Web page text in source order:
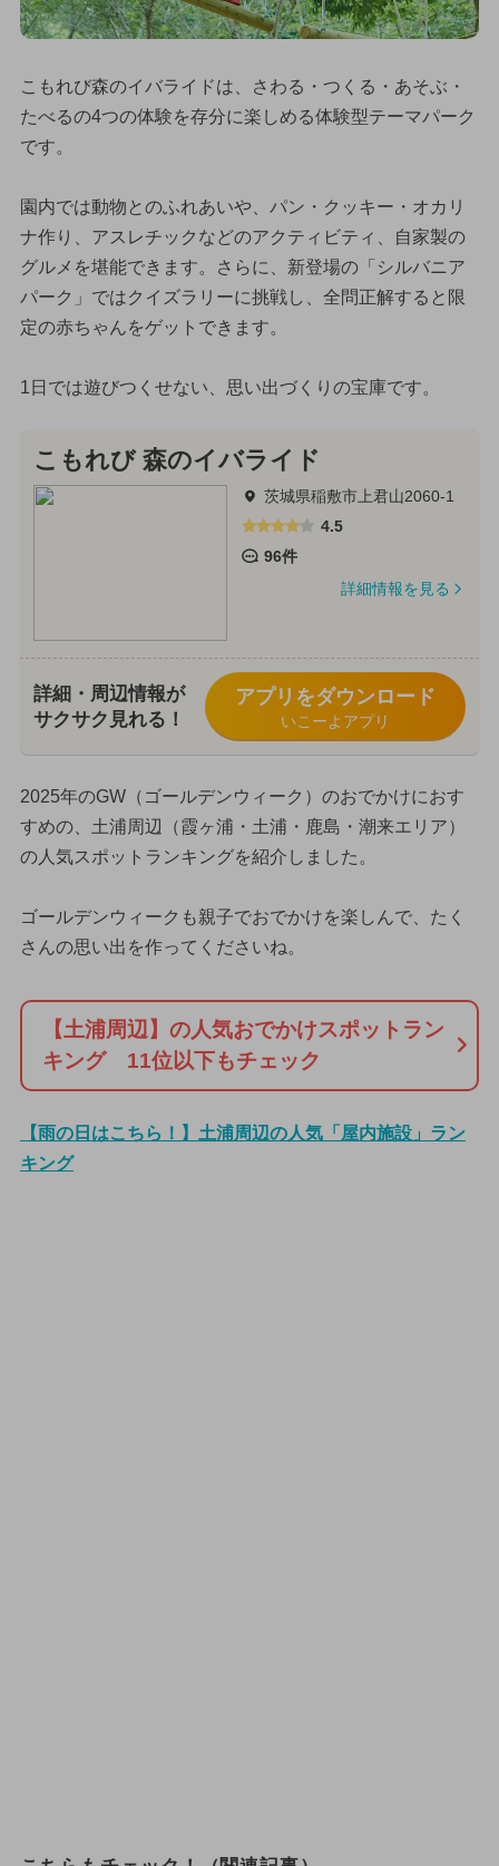
こもれび森のイバライドは、さわる・つくる・あそぶ・
たべるの4つの体験を存分に楽しめる体験型テーマパーク
です。
園内では動物とのふれあいや、パン・クッキー・オカリ
ナ作り、アスレチックなどのアクティビティ、自家製の
グルメを堪能できます。さらに、新登場の「シルバニア
パーク」ではクイズラリーに挑戦し、全問正解すると限
定の赤ちゃんをゲットできます。
1日では遊びつくせない、思い出づくりの宝庫です。
こもれび 森のイバライド
茨城県稲敷市上君山2060-1
4.5
96件
詳細情報を見る
詳細・周辺情報が
サクサク見れる！
アプリをダウンロード
いこーよアプリ
2025年のGW（ゴールデンウィーク）のおでかけにおす
すめの、土浦周辺（霞ヶ浦・土浦・鹿島・潮来エリア）
の人気スポットランキングを紹介しました。
ゴールデンウィークも親子でおでかけを楽しんで、たく
さんの思い出を作ってくださいね。
【土浦周辺】の人気おでかけスポットラン
キング 11位以下もチェック
【雨の日はこちら！】土浦周辺の人気「屋内施設」ラン
キング